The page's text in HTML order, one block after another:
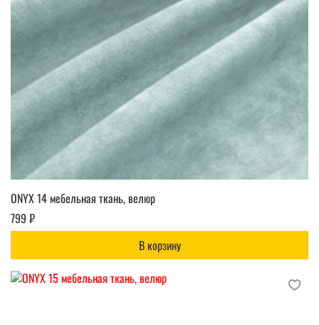
ONYX 14 мебельная ткань, велюр
799 ₽
В корзину